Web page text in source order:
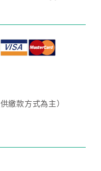
繳款方式為主）